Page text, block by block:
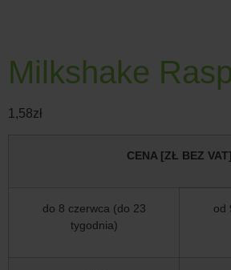
Milkshake
1,58zł
CENA [ZŁ BEZ VAT]
do 8 czerwca (do 23
tygodnia)
od